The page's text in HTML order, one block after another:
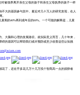
被领养离开亲生父母的孩子和亲生父母抚养的孩子一样
大的基因参与其中。最近对几十万人的研究发现，在人
。
期的40%再到成年后的60%。一个可能的解释是，儿童
大脑和心理的发展路径。就实际意义而言，几十年来，
碍的基因可以帮助我们或许预防或至少改善这些认知挑
花了，还在乎多花几万十几万找个智商高一点的捐卵者